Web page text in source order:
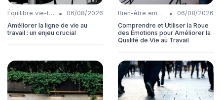
Équilibre vie-travail •
06/08/2026
Améliorer la ligne de vie au
travail : un enjeu crucial
Bien-être employés •
06/08/2026
Comprendre et Utiliser la Roue
des Émotions pour Améliorer la
Qualité de Vie au Travail